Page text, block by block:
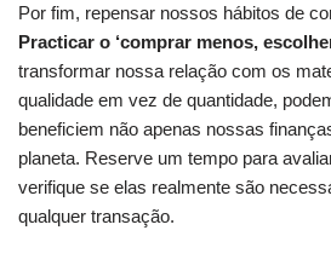
Por fim, repensar nossos hábitos de
Practicar o ‘comprar menos,
transformar ​nossa relação com ⁤os
qualidade em vez de ​quantidade,
beneficiem não apenas⁣ nossas
planeta. ⁢Reserve⁣ um tempo para
verifique⁣ se elas​ realmente são
qualquer transação.